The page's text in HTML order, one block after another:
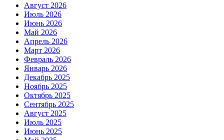
Август 2026
Июль 2026
Июнь 2026
Май 2026
Апрель 2026
Март 2026
Февраль 2026
Январь 2026
Декабрь 2025
Ноябрь 2025
Октябрь 2025
Сентябрь 2025
Август 2025
Июль 2025
Июнь 2025